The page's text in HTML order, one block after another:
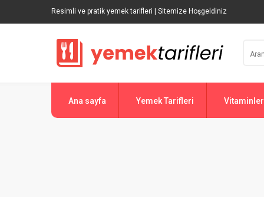
Resimli ve pratik yemek tarifleri | Sitemize Hoşgeldiniz
Ana sayfa Yemek Tarifleri Vitaminler